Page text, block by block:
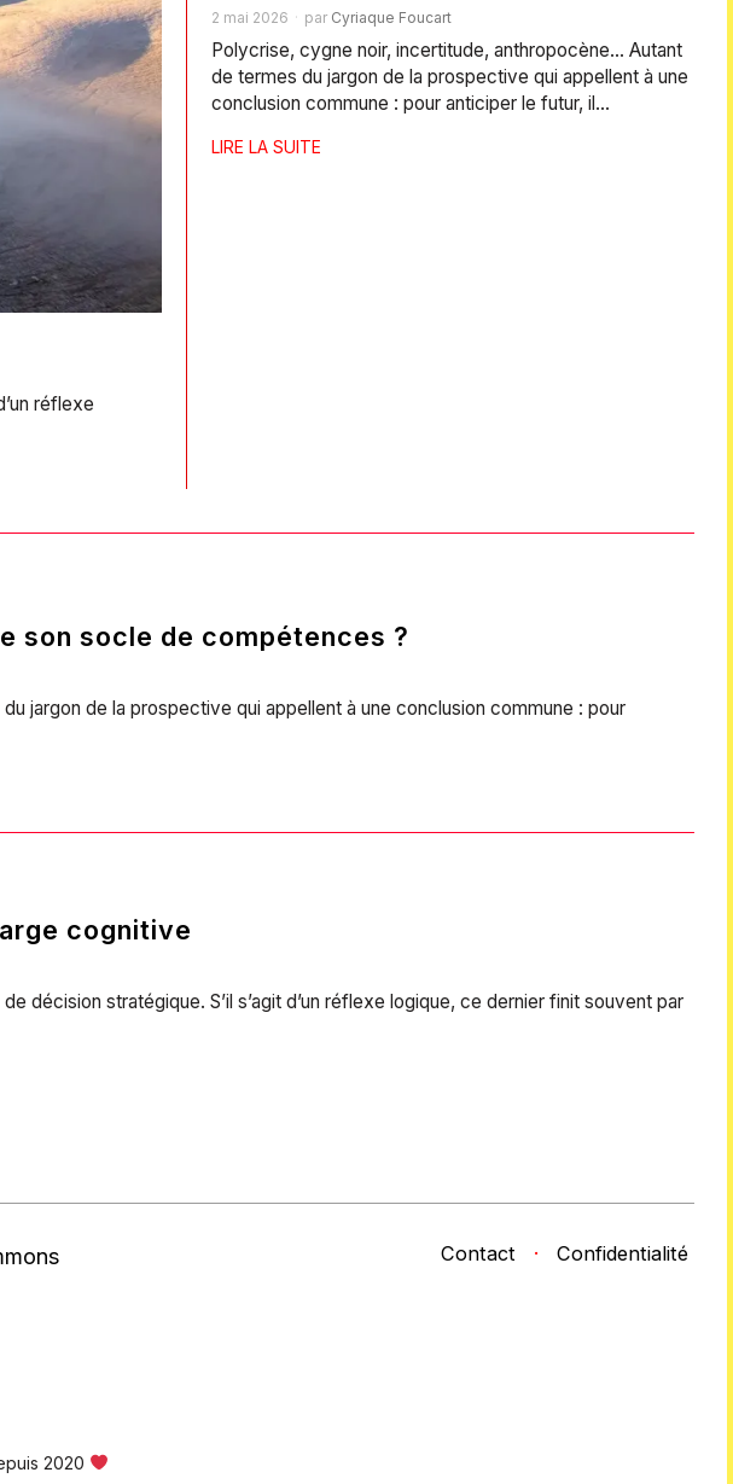
réflexe
2 mai 2026 par Cyriaque Foucart
Polycrise, cygne noir, incertitude, anthropocène… Autant
de termes du jargon de la prospective qui appellent à une
conclusion commune : pour anticiper le futur, il…
LIRE LA SUITE
son socle de compétences ?
jargon de la prospective qui appellent à une conclusion commune : pour
cognitive
décision stratégique. S’il s’agit d’un réflexe logique, ce dernier finit souvent par
Contact · Confidentialité
2020